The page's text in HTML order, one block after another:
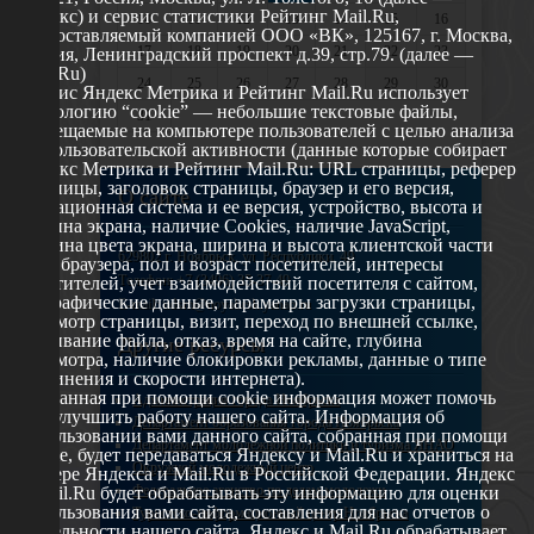
10
11 12 13 14 15
16
17
18 19 20 21 22
23
24
25 26 27 28 29
30
31
О сайте
629802 г. Ноябрьск, ул. Республики, 49
Телефон: +7 (3496) 35-37-49
E-mail: udsm@noyabrsk.yanao.ru
Другие ресурсы
Администрация города Ноябрьска
Департамент образования города Ноябрьска
Департамент молодежной политики и туризма ЯНАО
Окружной молодежный центр
Федеральное агенство по делам молодежи
Туристско-информационный центр Ноябрьска
Яндекс) и сервис статистики Рейтинг Mail.Ru,
предоставляемый компанией ООО «ВК», 125167, г. Москва,
Россия, Ленинградский проспект д.39, стр.79. (далее —
Mail.Ru)
Сервис Яндекс Метрика и Рейтинг Mail.Ru использует
технологию “cookie” — небольшие текстовые файлы,
размещаемые на компьютере пользователей с целью анализа
их пользовательской активности (данные которые собирает
Яндекс Метрика и Рейтинг Mail.Ru: URL страницы, реферер
страницы, заголовок страницы, браузер и его версия,
операционная система и ее версия, устройство, высота и
ширина экрана, наличие Cookies, наличие JavaScript,
глубина цвета экрана, ширина и высота клиентской части
окна браузера, пол и возраст посетителей, интересы
посетителей, учет взаимодействий посетителя с сайтом,
географические данные, параметры загрузки страницы,
просмотр страницы, визит, переход по внешней ссылке,
cкачивание файла, отказ, время на сайте, глубина
просмотра, наличие блокировки рекламы, данные о типе
соединения и скорости интернета).
Собранная при помощи cookie информация может помочь
нам улучшить работу нашего сайта. Информация об
использовании вами данного сайта, собранная при помощи
cookie, будет передаваться Яндексу и Mail.Ru и храниться на
сервере Яндекса и Mail.Ru в Российской Федерации. Яндекс
и Mail.Ru будет обрабатывать эту информацию для оценки
использования вами сайта, составления для нас отчетов о